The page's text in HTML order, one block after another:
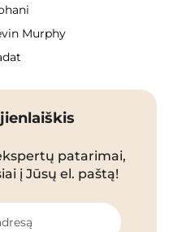
Murphy
patarimai,
į Jūsų el. paštą!